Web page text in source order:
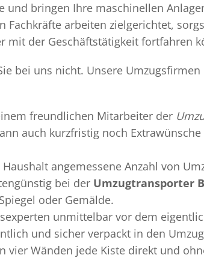
bringen Ihre maschinellen
arbeiten zielgerichtet,
mit der Geschäftstätigkeit fortfahren
bei uns nicht. Unsere
freundlichen Mitarbeiter der
auch kurzfristig noch
angemessene Anzahl von
bei der Umzugtransporter
oder Gemälde.
unmittelbar vor dem
und sicher verpackt in den
vier Wänden jede Kiste direkt und